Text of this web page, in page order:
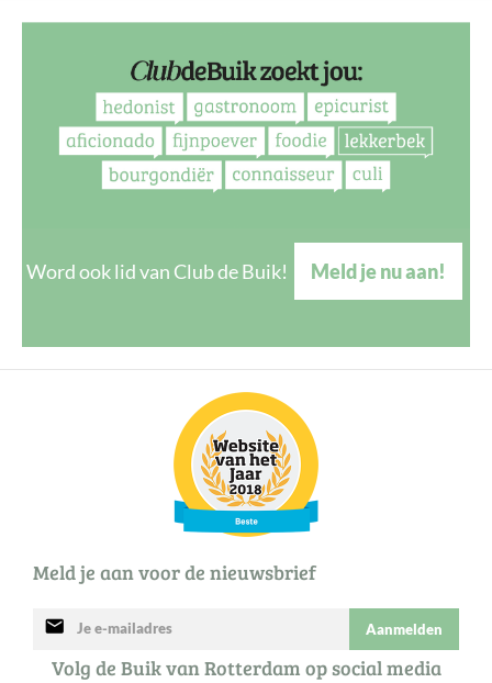
Word ook lid van Club de Buik! Meld je nu aan!
Meld je aan voor de nieuwsbrief
mail Aanmelden
Volg de Buik van Rotterdam op social media